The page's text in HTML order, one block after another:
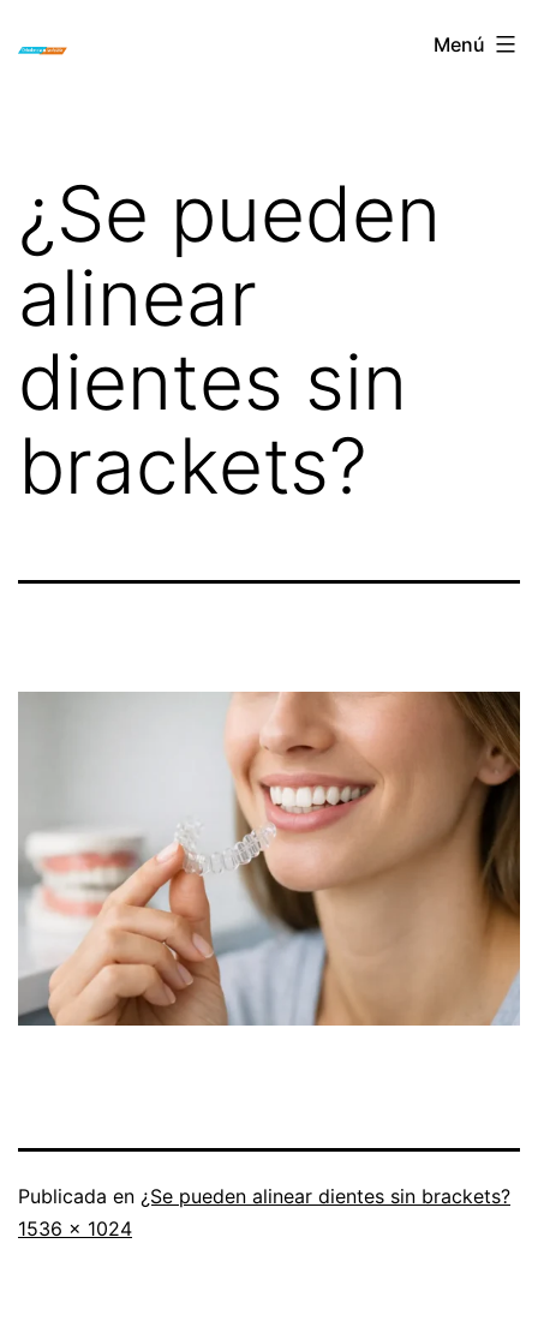
ORTODONCIA
Menú
¿Se pueden
alinear
dientes sin
brackets?
Publicada en ¿Se pueden alinear dientes sin brackets?
Tamaño
1536 × 1024